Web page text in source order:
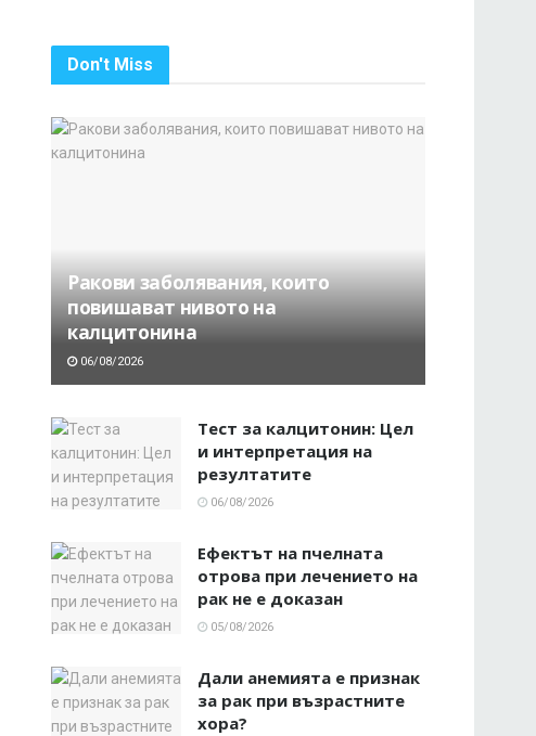
Don't Miss
Ракови заболявания, които
повишават нивото на
калцитонина
06/08/2026
Тест за калцитонин: Цел
и интерпретация на
резултатите
06/08/2026
Ефектът на пчелната
отрова при лечението на
рак не е доказан
05/08/2026
Дали анемията е признак
за рак при възрастните
хора?